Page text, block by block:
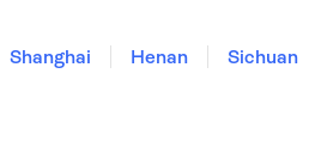
Shanghai Henan Sichuan